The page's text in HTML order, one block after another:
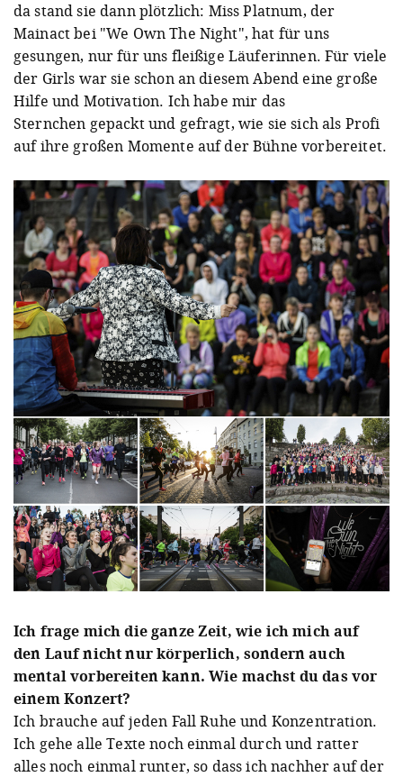
da stand sie dann plötzlich: Miss Platnum, der
Mainact bei "We Own The Night", hat für uns
gesungen, nur für uns fleißige Läuferinnen. Für viele
der Girls war sie schon an diesem Abend eine große
Hilfe und Motivation. Ich habe mir das
Sternchen gepackt und gefragt, wie sie sich als Profi
auf ihre großen Momente auf der Bühne vorbereitet.
Ich frage mich die ganze Zeit, wie ich mich auf
den Lauf nicht nur körperlich, sondern auch
mental vorbereiten kann. Wie machst du das vor
einem Konzert?
Ich brauche auf jeden Fall Ruhe und Konzentration.
Ich gehe alle Texte noch einmal durch und ratter
alles noch einmal runter, so dass ich nachher auf der